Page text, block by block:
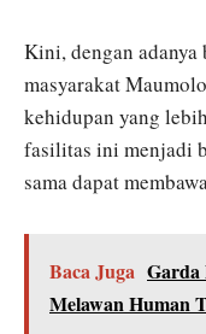
Kini, dengan adanya
masyarakat
kehidupan yang
fasilitas ini menjadi
sama dapat
Baca Juga Garda
Melawan Human